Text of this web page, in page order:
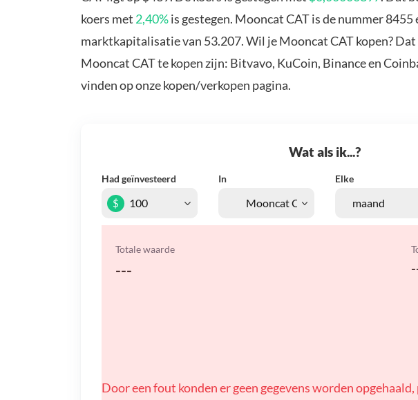
koers met 2,40%is gestegen. Mooncat CAT is de nummer 8455
marktkapitalisatie van 53.207. Wil je Mooncat CAT kopen? Dat
Mooncat CAT te kopen zijn: Bitvavo, KuCoin, Binance en
vinden op onze kopen/verkopen pagina.
Wat als ik...?
Had geïnvesteerd In Elke
$
Totale waarde
---
Door een fout konden er geen gegevens worden